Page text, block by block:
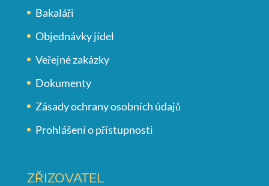
Bakaláři
Objednávky jídel
Veřejné zakázky
Dokumenty
Zásady ochrany osobních údajů
Prohlášení o přístupnosti
ZŘIZOVATEL